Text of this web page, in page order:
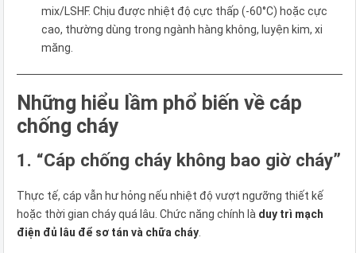
mix/LSHF. Chịu được nhiệt độ cực thấp (-60°C) hoặc cực
cao, thường dùng trong ngành hàng không, luyện kim, xi
măng.
Những hiểu lầm phổ biến về cáp
chống cháy
1. “Cáp chống cháy không bao giờ cháy”
Thực tế, cáp vẫn hư hỏng nếu nhiệt độ vượt ngưỡng thiết kế
hoặc thời gian cháy quá lâu. Chức năng chính là duy trì mạch
điện đủ lâu để sơ tán và chữa cháy